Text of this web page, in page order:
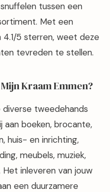
tussen een
Met een
5 sterren, weet deze
tevreden te stellen.
Kraam Emmen?
diverse tweedehands
aan boeken, brocante,
huis- en inrichting,
meubels, muziek,
inleveren van jouw
een duurzamere